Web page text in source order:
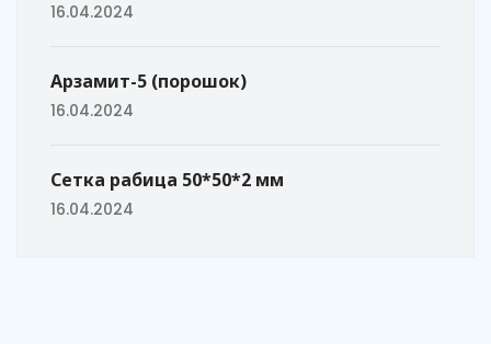
16.04.2024
Арзамит-5 (порошок)
16.04.2024
Сетка рабица 50*50*2 мм
16.04.2024